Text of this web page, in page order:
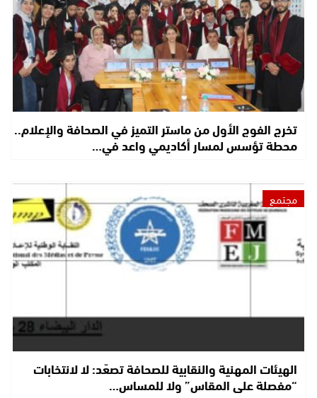
تخرج الفوج الأول من ماستر التميز في الصحافة والإعلام..
محطة تؤسس لمسار أكاديمي واعد في…
مجتمع
الهيئات المهنية والنقابية للصحافة تصعّد: لا لانتخابات
“مفصلة على المقاس” ولا للمساس…